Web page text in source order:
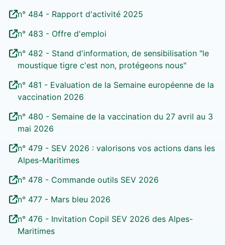
n° 484 - Rapport d'activité 2025
n° 483 - Offre d'emploi
n° 482 - Stand d'information, de sensibilisation "le
moustique tigre c'est non, protégeons nous"
n° 481 - Evaluation de la Semaine européenne de la
vaccination 2026
n° 480 - Semaine de la vaccination du 27 avril au 3
mai 2026
n° 479 - SEV 2026 : valorisons vos actions dans les
Alpes-Maritimes
n° 478 - Commande outils SEV 2026
n° 477 - Mars bleu 2026
n° 476 - Invitation Copil SEV 2026 des Alpes-
Maritimes